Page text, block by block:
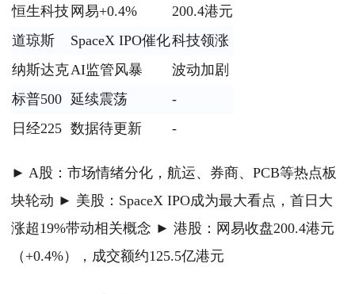
恒生科技 网易+0.4%
200.4港元
道琼斯
SpaceX IPO催化科技领涨
纳斯达克AI监管风暴
波动加剧
标普500 延续震荡
-
日经225 数据待更新 -
► A股：市场情绪分化，航运、券商、PCB等热点板
块轮动 ► 美股：SpaceX IPO成为最大看点，首日大
涨超19%带动相关概念 ► 港股：网易收盘200.4港元
（+0.4%），成交额约125.5亿港元